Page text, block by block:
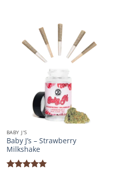
BABY J'S
Baby J’s – Strawberry
Milkshake